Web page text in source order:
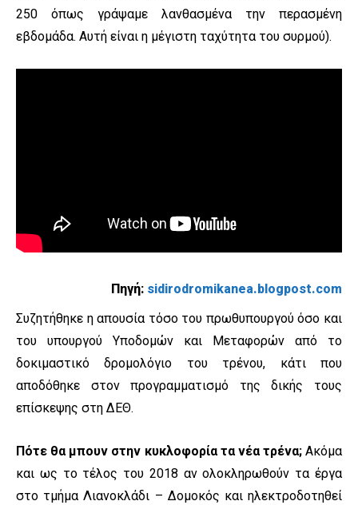
250 όπως γράψαμε λανθασμένα την περασμένη
εβδομάδα. Αυτή είναι η μέγιστη ταχύτητα του συρμού).
Πηγή: sidirodromikanea.blogpost.com
Συζητήθηκε η απουσία τόσο του πρωθυπουργού όσο και
του υπουργού Υποδομών και Μεταφορών από το
δοκιμαστικό δρομολόγιο του τρένου, κάτι που
αποδόθηκε στον προγραμματισμό της δικής τους
επίσκεψης στη ΔΕΘ.
Πότε θα μπουν στην κυκλοφορία τα νέα τρένα;Ακόμα
και ως το τέλος του 2018 αν ολοκληρωθούν τα έργα
στο τμήμα Λιανοκλάδι – Δομοκός και ηλεκτροδοτηθεί